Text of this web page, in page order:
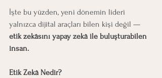
İşte bu yüzden, yeni dönemin lideri
yalnızca dijital araçları bilen kişi değil —
etik zekâsını yapay zekâ ile buluşturabilen
insan.
Etik Zekâ Nedir?